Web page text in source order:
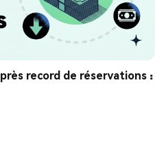
record de réservations :